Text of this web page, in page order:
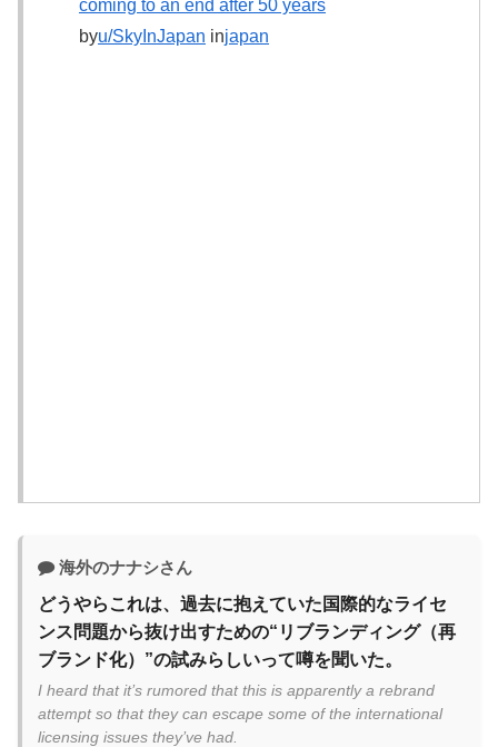
用を海外メディアが指摘し話題に
外の反応】
の日本の食品、買ってみたものの使い道が分からな
い外国人が続出
coming to an end after 50 years
byu/SkyInJapan injapan
海外のナナシさん
どうやらこれは、過去に抱えていた国際的なライセ
ンス問題から抜け出すための“リブランディング（再
ブランド化）”の試みらしいって噂を聞いた。
I heard that it’s rumored that this is apparently a rebrand
attempt so that they can escape some of the international
licensing issues they’ve had.